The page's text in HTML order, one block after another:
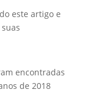
este artigo e
encontradas
de 2018